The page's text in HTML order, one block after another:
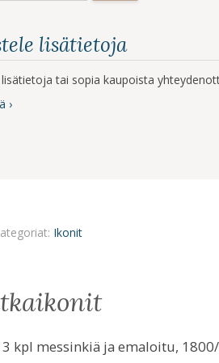
lisätietoja
tai sopia kaupoista
›
Ikonit
kpl messinkiä ja emaloitu,